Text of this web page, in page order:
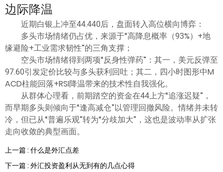
边际降温
近期白银上冲至44.440后，盘面转入高位横向博弈：
多头市场情绪仍占优，来源于“高降息概率（93%）+地
缘避险+工业需求韧性”的三角支撑；
空头市场情绪得到两项“反身性弹药”：其一，美元反弹至
97.60引发定价比较与多头获利回吐；其二，四小时图形中M
ACD柱能回落+RSI降温带来的技术性自我强化。
从群体心理看，前期踏空的资金在44上方“追涨迟疑”，
而早期多头则倾向于“逢高减仓”以管理回撤风险。情绪并未转
冷，但已从“普遍乐观”转为“分歧加大”，这也是波动率从扩张
走向收敛的典型画面。
上一篇 : 什么是外汇点差
下一篇 : 外汇投资盈利从无到有的几点心得